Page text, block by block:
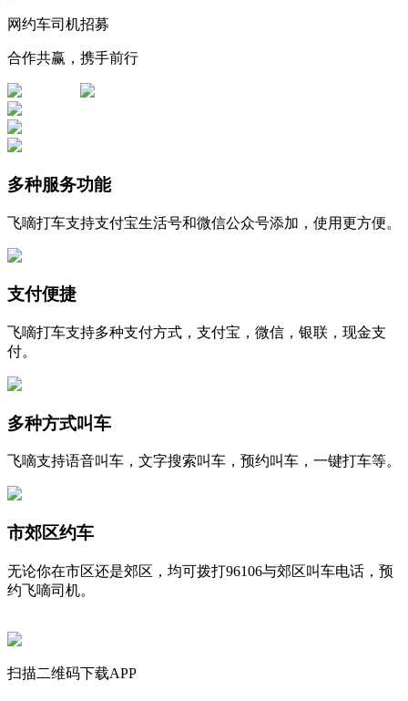
网约车司机招募
合作共赢，携手前行
多种服务功能
飞嘀打车支持支付宝生活号和微信公众号添加，使用更方便。
支付便捷
飞嘀打车支持多种支付方式，支付宝，微信，银联，现金支
付。
多种方式叫车
飞嘀支持语音叫车，文字搜索叫车，预约叫车，一键打车等。
市郊区约车
无论你在市区还是郊区，均可拨打96106与郊区叫车电话，预
约飞嘀司机。
扫描二维码下载APP